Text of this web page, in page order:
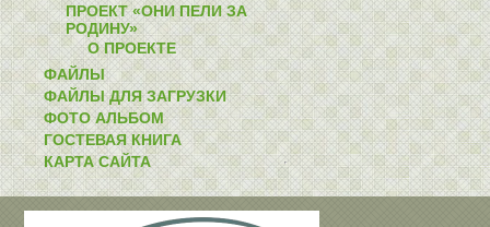
ПРОЕКТ «ОНИ ПЕЛИ ЗА
РОДИНУ»
О ПРОЕКТЕ
ФАЙЛЫ
ФАЙЛЫ ДЛЯ ЗАГРУЗКИ
ФОТО АЛЬБОМ
ГОСТЕВАЯ КНИГА
КАРТА САЙТА